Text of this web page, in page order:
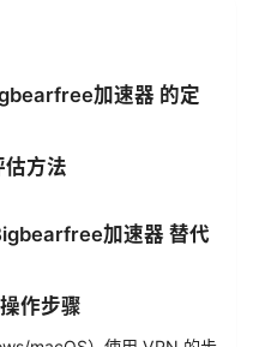
加速器 的定
估方法
加速器 替代
作步骤